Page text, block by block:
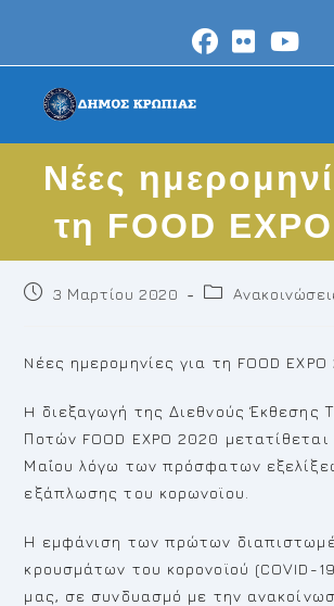
content
Nέες
τη FOOD
Post3 Μαρτίου 2020
Post
Nέες ημερομηνίες για τη FOOD EXPO
H διεξαγωγή της Διεθνούς Έκθεσης
Ποτών FOOD EXPO 2020 μετατίθεται
Μαΐου λόγω των πρόσφατων
εξάπλωσης του κορωνοϊου.
Η εμφάνιση των πρώτων
κρουσμάτων του κορονοϊού (COVID-
μας, σε συνδυασμό με την